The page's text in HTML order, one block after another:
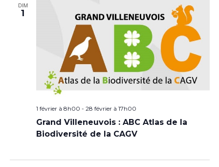
DIM
1
1 février à 8h00 - 28 février à 17h00
Grand Villeneuvois : ABC Atlas de la
Biodiversité de la CAGV